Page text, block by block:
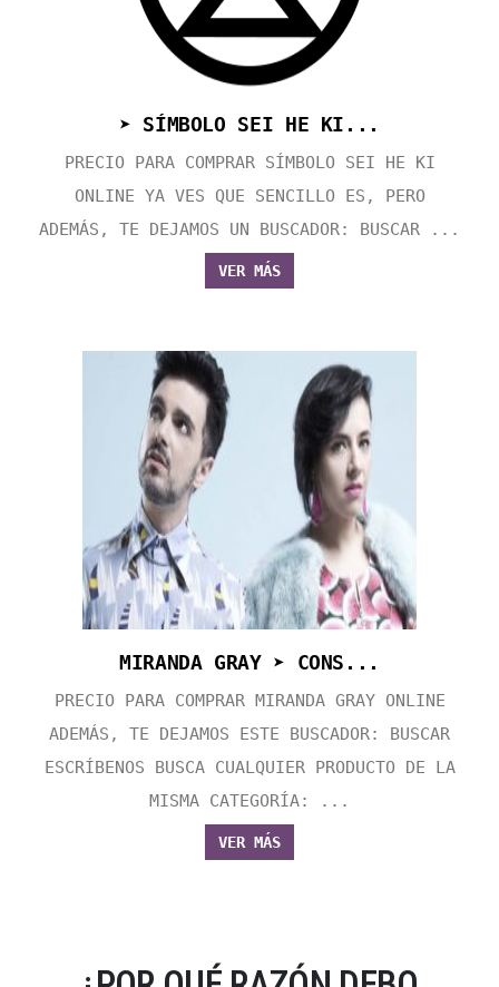
➤ SÍMBOLO SEI HE KI...
PRECIO PARA COMPRAR SÍMBOLO SEI HE KI
ONLINE YA VES QUE SENCILLO ES, PERO
ADEMÁS, TE DEJAMOS UN BUSCADOR: BUSCAR ...
VER MÁS
MIRANDA GRAY ➤ CONS...
PRECIO PARA COMPRAR MIRANDA GRAY ONLINE
ADEMÁS, TE DEJAMOS ESTE BUSCADOR: BUSCAR
ESCRÍBENOS BUSCA CUALQUIER PRODUCTO DE LA
MISMA CATEGORÍA: ...
VER MÁS